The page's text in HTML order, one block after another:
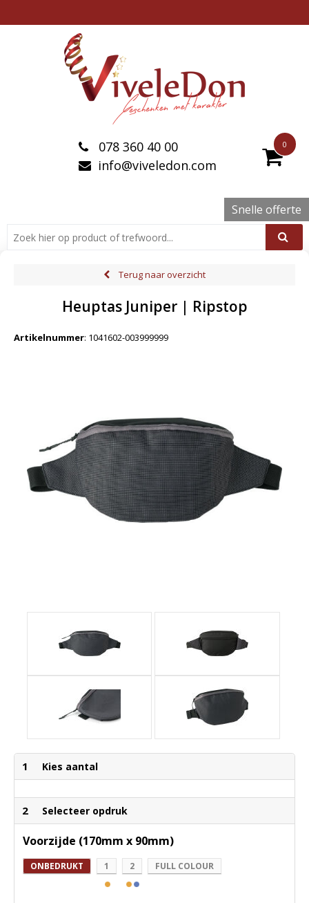
0
078 360 40 00
info@viveledon.com
Snelle offerte
Terug naar overzicht
Heuptas Juniper | Ripstop
Artikelnummer: 1041602-003999999
1 Kies aantal
2 Selecteer opdruk
Voorzijde (170mm x 90mm)
ONBEDRUKT 1 2 FULL COLOUR